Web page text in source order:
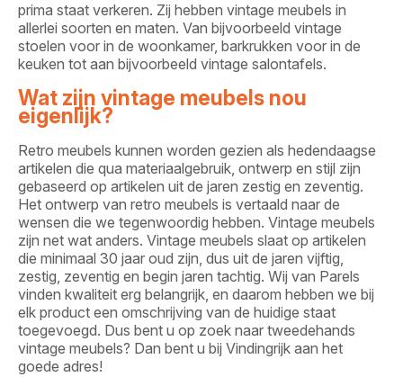
prima staat verkeren. Zij hebben vintage meubels in
allerlei soorten en maten. Van bijvoorbeeld vintage
stoelen voor in de woonkamer, barkrukken voor in de
keuken tot aan bijvoorbeeld vintage salontafels.
Wat zijn vintage meubels nou
eigenlijk?
Retro meubels kunnen worden gezien als hedendaagse
artikelen die qua materiaalgebruik, ontwerp en stijl zijn
gebaseerd op artikelen uit de jaren zestig en zeventig.
Het ontwerp van retro meubels is vertaald naar de
wensen die we tegenwoordig hebben. Vintage meubels
zijn net wat anders. Vintage meubels slaat op artikelen
die minimaal 30 jaar oud zijn, dus uit de jaren vijftig,
zestig, zeventig en begin jaren tachtig. Wij van Parels
vinden kwaliteit erg belangrijk, en daarom hebben we bij
elk product een omschrijving van de huidige staat
toegevoegd. Dus bent u op zoek naar tweedehands
vintage meubels? Dan bent u bij Vindingrijk aan het
goede adres!